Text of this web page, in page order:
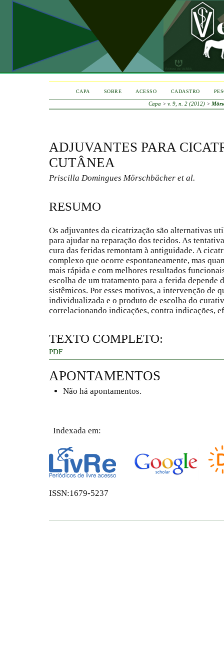
CAPA SOBRE ACESSO CADASTRO
Capa >v. 9, n. 2 (2012) >
ADJUVANTES PARA
CUTÂNEA
Priscilla Domingues Mörschbächer et al.
RESUMO
Os adjuvantes da cicatrização são alternativas
para ajudar na reparação dos tecidos. As
cura das feridas remontam à antiguidade. A
complexo que ocorre espontaneamente, mas
mais rápida e com melhores resultados
escolha de um tratamento para a ferida depende
sistêmicos. Por esses motivos, a intervenção de
individualizada e o produto de escolha do
correlacionando indicações, contra indicações,
TEXTO COMPLETO:
PDF
APONTAMENTOS
Não há apontamentos.
Indexada em:
ISSN:1679-5237